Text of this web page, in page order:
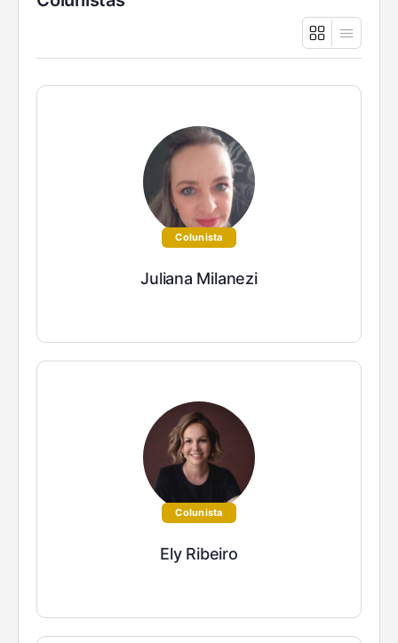
Colunista
Juliana Milanezi
Colunista
Ely Ribeiro